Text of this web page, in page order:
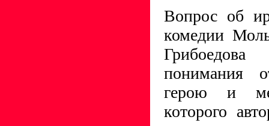
Вопрос об
комедии
понимания
герою и
которого